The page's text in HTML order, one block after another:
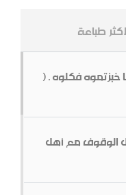
الإنجــلیز ، مــن
طباعة
خبزتموه فكلوه . (
الوقوف مع أهل